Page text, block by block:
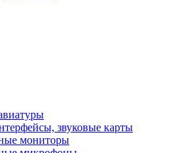
звуковые карты
мониторы